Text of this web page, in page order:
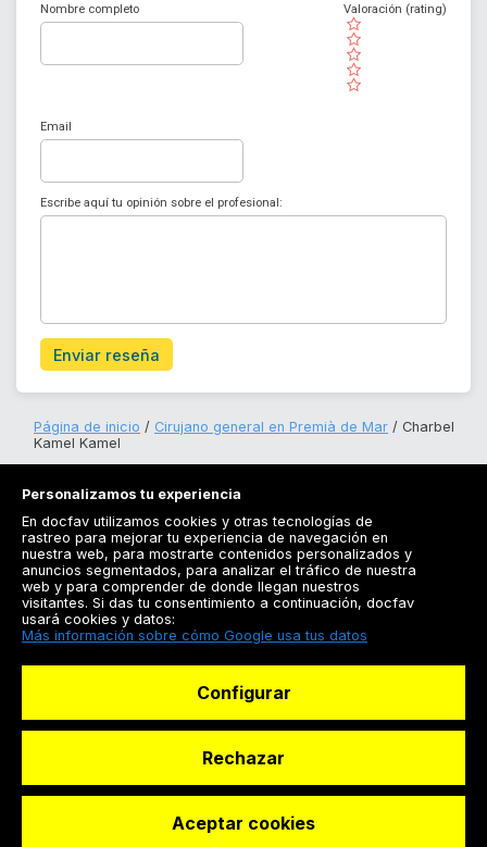
Nombre completo
( )
( )
( )
( )
( )
Valoración (rating)
Email
Escribe aquí tu opinión sobre el profesional:
Enviar reseña
Página de inicio Cirujano general en Premià de Mar
Charbel
Kamel Kamel
Registrarse
Docfav
© Dashboard Technologies S.L
Personalizamos tu experiencia
En docfav utilizamos cookies y otras tecnologías de
rastreo para mejorar tu experiencia de navegación en
nuestra web, para mostrarte contenidos personalizados y
anuncios segmentados, para analizar el tráfico de nuestra
web y para comprender de donde llegan nuestros
visitantes. Si das tu consentimiento a continuación, docfav
usará cookies y datos:
Más información sobre cómo Google usa tus datos
Configurar
Rechazar
Aceptar cookies